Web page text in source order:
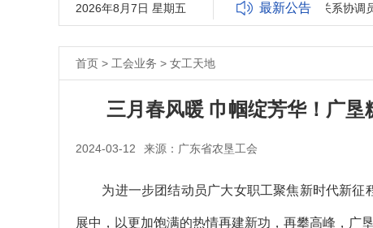
2026年8月7日 星期五 最新公告
2022年度广东省金牌劳动关系协调员推荐人
首页 > 工会业务 > 女工天地
三月春风暖 巾帼绽芳华！广
2024-03-12 来源：广东省农垦工会
为进一步团结动员广大女职工聚焦新时代新征
展中，以更加饱满的热情再建新功，再攀高峰，广